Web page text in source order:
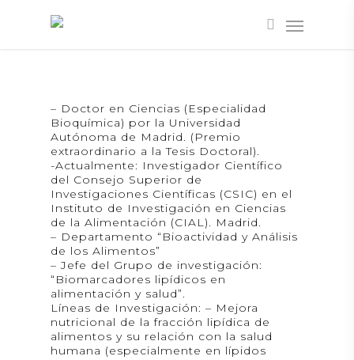
– Doctor en Ciencias (Especialidad
Bioquímica) por la Universidad
Autónoma de Madrid. (Premio
extraordinario a la Tesis Doctoral).
-Actualmente: Investigador Científico
del Consejo Superior de
Investigaciones Científicas (CSIC) en el
Instituto de Investigación en Ciencias
de la Alimentación (CIAL). Madrid.
– Departamento “Bioactividad y Análisis
de los Alimentos”
– Jefe del Grupo de investigación:
“Biomarcadores lipídicos en
alimentación y salud”.
Líneas de Investigación: – Mejora
nutricional de la fracción lipídica de
alimentos y su relación con la salud
humana (especialmente en lípidos